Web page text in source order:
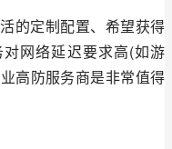
的定制配置、希望获得
网络延迟要求高(如游
高防服务商是非常值得